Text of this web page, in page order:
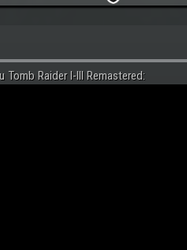
Tomb Raider I-III Remastered: